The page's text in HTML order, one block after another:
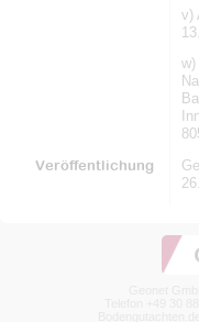
v)
w)
Veröffentlichung